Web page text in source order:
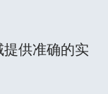
供准确的实